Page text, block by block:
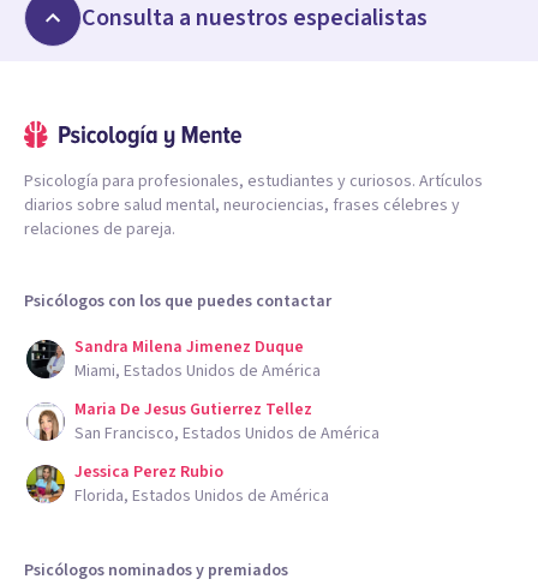
Consulta a nuestros especialistas
Psicología para profesionales, estudiantes y curiosos. Artículos
diarios sobre salud mental, neurociencias, frases célebres y
relaciones de pareja.
Psicólogos con los que puedes contactar
Sandra Milena Jimenez Duque
Miami, Estados Unidos de América
Maria De Jesus Gutierrez Tellez
San Francisco, Estados Unidos de América
Jessica Perez Rubio
Florida, Estados Unidos de América
Psicólogos nominados y premiados